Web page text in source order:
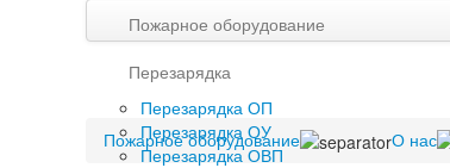
Пожарное оборудование
Перезарядка
Перезарядка ОП
Перезарядка ОУ
Перезарядка ОВП
Пожарное оборудование О нас